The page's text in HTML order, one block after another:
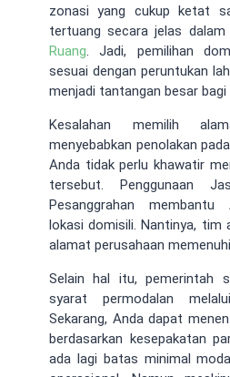
zonasi yang cukup ketat
tertuang secara jelas dalam
Ruang . Jadi, pemilihan
sesuai dengan peruntukan
menjadi tantangan besar bagi
Kesalahan memilih
menyebabkan penolakan
Anda tidak perlu khawatir
tersebut. Penggunaan
Pesanggrahan membantu
lokasi domisili. Nantinya, tim
alamat perusahaan
Selain hal itu, pemerintah
syarat permodalan
Sekarang, Anda dapat
berdasarkan kesepakatan
ada lagi batas minimal